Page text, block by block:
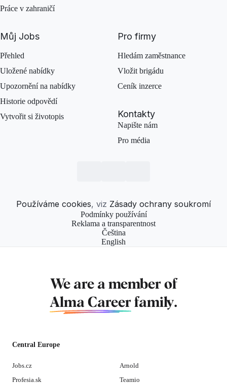
Práce v zahraničí
Můj Jobs
Přehled
Uložené nabídky
Upozornění na nabídky
Historie odpovědí
Vytvořit si životopis
Pro firmy
Hledám zaměstnance
Vložit brigádu
Ceník inzerce
Kontakty
Napište nám
Pro média
Používáme cookies, viz Zásady ochrany soukromí
Podmínky používání
Reklama a transparentnost
Čeština
English
We are a member of
Alma Career family.
Central Europe
Jobs.cz
Profesia.sk
Arnold
Teamio